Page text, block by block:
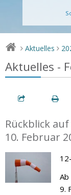
> Aktuelles >
Aktuelles -
Rückblick
10. Februar
9.